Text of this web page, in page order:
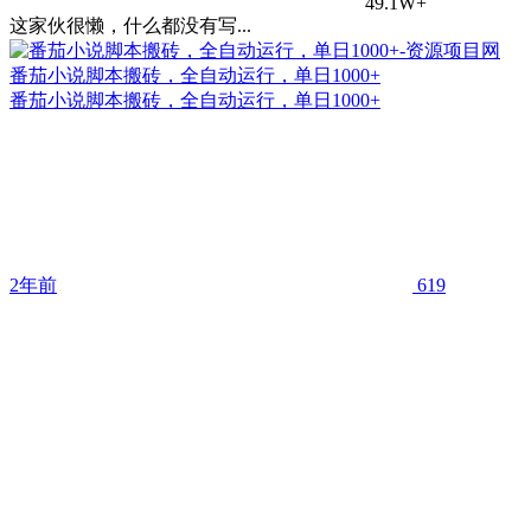
这家伙很懒，什么都没有写...
番茄小说脚本搬砖，全自动运行，单日1000+
番茄小说脚本搬砖，全自动运行，单日1000+
2年前 619